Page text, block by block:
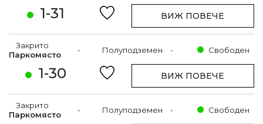
1-31 ВИЖ ПОВЕЧЕ
1-30
Закрито
Паркомясто
- Полуподземен - Свободен
ВИЖ ПОВЕЧЕ
Закрито
Паркомясто
- Полуподземен - Свободен